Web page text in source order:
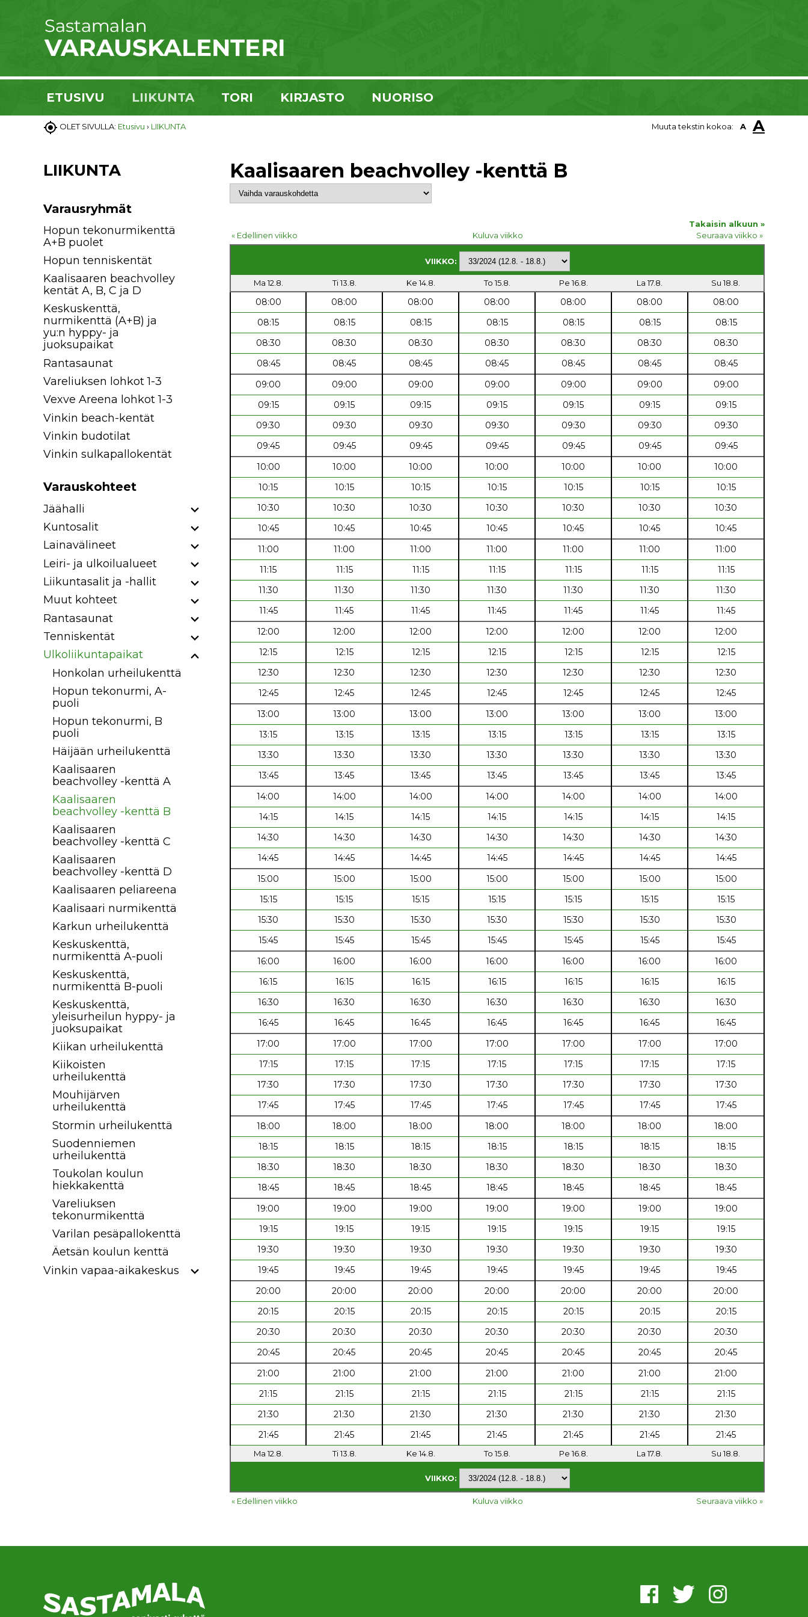
ETUSIVU LIIKUNTA TORI KIRJASTO NUORISO
 OLET SIVULLA: Etusivu › LIIKUNTA Muuta tekstin kokoa: A A
LIIKUNTA
Varausryhmät
Hopun tekonurmikenttä
A+B puolet
Hopun tenniskentät
Kaalisaaren beachvolley
kentät A, B, C ja D
Keskuskenttä,
nurmikenttä (A+B) ja
yu:n hyppy- ja
juoksupaikat
Rantasaunat
Vareliuksen lohkot 1-3
Vexve Areena lohkot 1-3
Vinkin beach-kentät
Vinkin budotilat
Vinkin sulkapallokentät
Varauskohteet
Jäähalli
Kuntosalit
Lainavälineet
Leiri- ja ulkoilualueet
Liikuntasalit ja -hallit
Muut kohteet
Rantasaunat
Tenniskentät
Ulkoliikuntapaikat
Honkolan urheilukenttä
Hopun tekonurmi, A-
puoli
Hopun tekonurmi, B
puoli
Häijään urheilukenttä
Kaalisaaren
beachvolley -kenttä A
Kaalisaaren
beachvolley -kenttä B
Kaalisaaren
beachvolley -kenttä C
Kaalisaaren
beachvolley -kenttä D
Kaalisaaren peliareena
Kaalisaari nurmikenttä
Karkun urheilukenttä
Keskuskenttä,
nurmikenttä A-puoli
Keskuskenttä,
nurmikenttä B-puoli
Keskuskenttä,
yleisurheilun hyppy- ja
juoksupaikat
Kiikan urheilukenttä
Kiikoisten
urheilukenttä
Mouhijärven
urheilukenttä
Stormin urheilukenttä
Suodenniemen
urheilukenttä
Toukolan koulun
hiekkakenttä
Vareliuksen
tekonurmikenttä
Varilan pesäpallokenttä
Äetsän koulun kenttä
Vinkin vapaa-aikakeskus
Kaalisaaren beachvolley -kenttä B
Takaisin alkuun »
« Edellinen viikko
Kuluva viikko Seuraava viikko »
VIIKKO:
Ma 12.8. Ti 13.8. Ke 14.8. To 15.8. Pe 16.8. La 17.8. Su 18.8.
08:00 08:00 08:00 08:00 08:00 08:00
08:00
08:15
08:15 08:15 08:15 08:15 08:15
08:15
08:30
08:30 08:30 08:30 08:30 08:30
08:30
08:45
08:45 08:45 08:45 08:45 08:45
08:45
09:00
09:00 09:00 09:00 09:00 09:00
09:00
09:15
09:15 09:15 09:15 09:15 09:15
09:15
09:30
09:30 09:30 09:30 09:30 09:30
09:30
09:45
09:45 09:45 09:45 09:45 09:45
09:45
10:00
10:00 10:00 10:00 10:00 10:00
10:00
10:15
10:15 10:15 10:15 10:15 10:15
10:15
10:30
10:30 10:30 10:30 10:30 10:30
10:30
10:45
10:45 10:45 10:45 10:45 10:45
10:45
11:00
11:00 11:00 11:00 11:00 11:00
11:00
11:15
11:15 11:15 11:15 11:15 11:15
11:15
11:30
11:30 11:30 11:30 11:30 11:30
11:30
11:45
11:45 11:45 11:45 11:45 11:45
11:45
12:00
12:00 12:00 12:00 12:00 12:00
12:00
12:15
12:15 12:15 12:15 12:15 12:15
12:15
12:30
12:30 12:30 12:30 12:30 12:30
12:30
12:45
12:45 12:45 12:45 12:45 12:45
12:45
13:00
13:00 13:00 13:00 13:00 13:00
13:00
13:15
13:15 13:15 13:15 13:15 13:15
13:15
13:30
13:30 13:30 13:30 13:30 13:30
13:30
13:45
13:45 13:45 13:45 13:45 13:45
13:45
14:00
14:00 14:00 14:00 14:00 14:00
14:00
14:15
14:15 14:15 14:15 14:15 14:15
14:15
14:30
14:30 14:30 14:30 14:30 14:30
14:30
14:45
14:45 14:45 14:45 14:45 14:45
14:45
15:00
15:00 15:00 15:00 15:00 15:00
15:00
15:15
15:15 15:15 15:15 15:15 15:15
15:15
15:30
15:30 15:30 15:30 15:30 15:30
15:30
15:45
15:45 15:45 15:45 15:45 15:45
15:45
16:00
16:00 16:00 16:00 16:00 16:00
16:00
16:15
16:15 16:15 16:15 16:15 16:15
16:15
16:30
16:30 16:30 16:30 16:30 16:30
16:30
16:45
16:45 16:45 16:45 16:45 16:45
16:45
17:00
17:00 17:00 17:00 17:00 17:00
17:00
17:15
17:15 17:15 17:15 17:15 17:15
17:15
17:30
17:30 17:30 17:30 17:30 17:30
17:30
17:45
17:45 17:45 17:45 17:45 17:45
17:45
18:00
18:00 18:00 18:00 18:00 18:00
18:00
18:15
18:15 18:15 18:15 18:15 18:15
18:15
18:30
18:30 18:30 18:30 18:30 18:30
18:30
18:45
18:45 18:45 18:45 18:45 18:45
18:45
19:00
19:00 19:00 19:00 19:00 19:00
19:00
19:15
19:15 19:15 19:15 19:15 19:15
19:15
19:30
19:30 19:30 19:30 19:30 19:30
19:30
19:45
19:45 19:45 19:45 19:45 19:45
19:45
20:00
20:00 20:00 20:00 20:00 20:00
20:00
20:15
20:15 20:15 20:15 20:15 20:15
20:15
20:30
20:30 20:30 20:30 20:30 20:30
20:30
20:45
20:45 20:45 20:45 20:45 20:45
20:45
21:00
21:00 21:00 21:00 21:00 21:00
21:00
21:15
21:15 21:15 21:15 21:15 21:15
21:15
21:30
21:30 21:30 21:30 21:30 21:30
21:30
21:45
21:45 21:45 21:45 21:45 21:45 21:45
Ma 12.8. Ti 13.8. Ke 14.8. To 15.8. Pe 16.8. La 17.8. Su 18.8.
VIIKKO:
« Edellinen viikko Kuluva viikko Seuraava viikko »